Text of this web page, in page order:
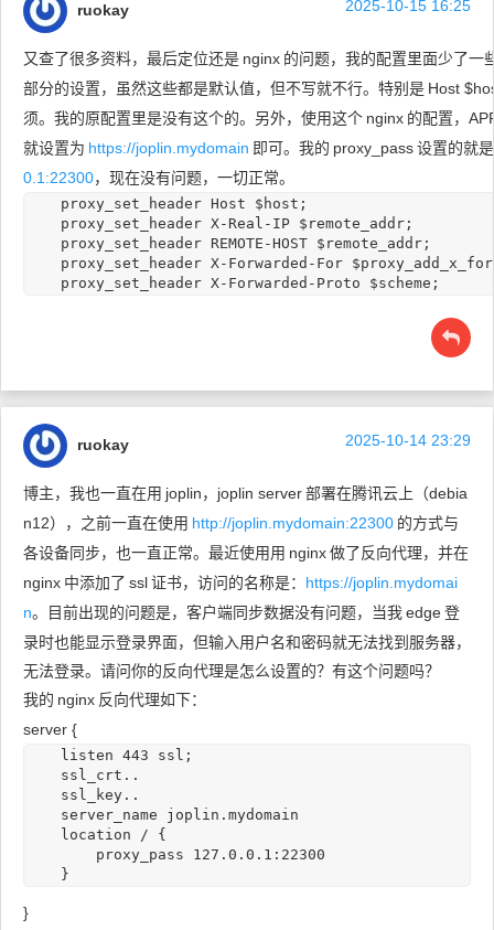
ruokay 2025-10-15 16:25
又查了很多资料，最后定位还是 nginx 的问题，我的配置里面少了一
部分的设置，虽然这些都是默认值，但不写就不行。特别是 Host
须。我的原配置里是没有这个的。另外，使用这个 nginx 的配置，
就设置为 https://joplin.mydomain 即可。我的 proxy_pass设置的就是
0.1:22300，现在没有问题，一切正常。
    proxy_set_header Host $host;
    proxy_set_header X-Real-IP $remote_addr;
    proxy_set_header REMOTE-HOST $remote_addr;
proxy_set_header X-Forwarded-For
    proxy_set_header X-Forwarded-Proto $scheme;
ruokay 2025-10-14 23:29
博主，我也一直在用 joplin，joplin server部署在腾讯云上（debia
n12），之前一直在使用 http://joplin.mydomain:22300 的方式与
各设备同步，也一直正常。最近使用用 nginx做了反向代理，并在
nginx 中添加了 ssl证书，访问的名称是： https://joplin.mydomai
n。目前出现的问题是，客户端同步数据没有问题，当我edge登
录时也能显示登录界面，但输入用户名和密码就无法找到服务器，
无法登录。请问你的反向代理是怎么设置的？有这个问题吗？
我的 nginx 反向代理如下：
server {
    listen 443 ssl;
    ssl_crt..
    ssl_key..
    server_name joplin.mydomain
    location / {
        proxy_pass 127.0.0.1:22300
    }
}